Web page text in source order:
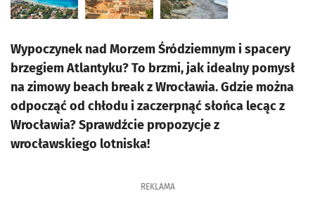
Wypoczynek nad Morzem Śródziemnym i spacery
brzegiem Atlantyku? To brzmi, jak idealny pomysł
na zimowy beach break z Wrocławia. Gdzie można
odpocząć od chłodu i zaczerpnąć słońca lecąc z
Wrocławia? Sprawdźcie propozycje z
wrocławskiego lotniska!
REKLAMA